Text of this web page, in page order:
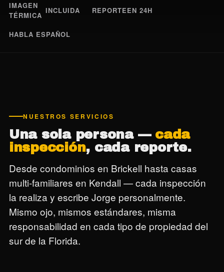
IMAGEN
TÉRMICA
INCLUIDA REPORTEEN 24H
HABLA ESPAÑOL
NUESTROS SERVICIOS
Una sola persona — cada
inspección, cada reporte.
Desde condominios en Brickell hasta casas
multi-familiares en Kendall — cada inspección
la realiza y escribe Jorge personalmente.
Mismo ojo, mismos estándares, misma
responsabilidad en cada tipo de propiedad del
sur de la Florida.